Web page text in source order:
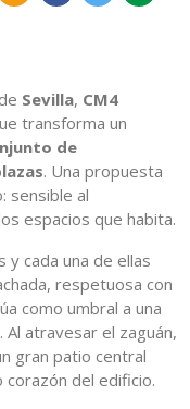
Sevilla, CM4
transforma un
de
. Una propuesta
sensible al
espacios que habita.
cada una de ellas
respetuosa con
como umbral a una
atravesar el zaguán,
gran patio central
del edificio.